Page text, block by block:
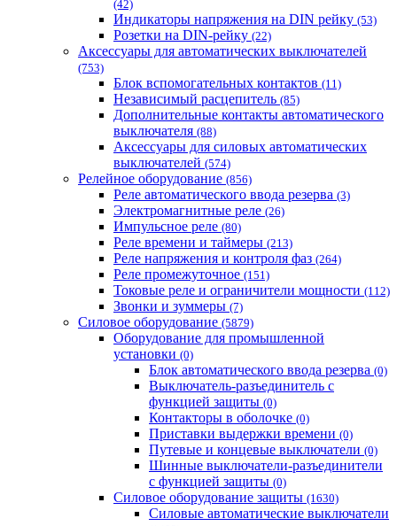
(42)
Индикаторы напряжения на DIN рейку (53)
Розетки на DIN-рейку (22)
Аксессуары для автоматических выключателей
(753)
Блок вспомогательных контактов (11)
Независимый расцепитель (85)
Дополнительные контакты автоматического
выключателя (88)
Аксессуары для силовых автоматических
выключателей (574)
Релейное оборудование (856)
Реле автоматического ввода резерва (3)
Электромагнитные реле (26)
Импульсное реле (80)
Реле времени и таймеры (213)
Реле напряжения и контроля фаз (264)
Реле промежуточное (151)
Токовые реле и ограничители мощности (112)
Звонки и зуммеры (7)
Силовое оборудование (5879)
Оборудование для промышленной
установки (0)
Блок автоматического ввода резерва (0)
Выключатель-разъединитель с
функцией защиты (0)
Контакторы в оболочке (0)
Приставки выдержки времени (0)
Путевые и концевые выключатели (0)
Шинные выключатели-разъединители
с функцией защиты (0)
Силовое оборудование защиты (1630)
Силовые автоматические выключатели